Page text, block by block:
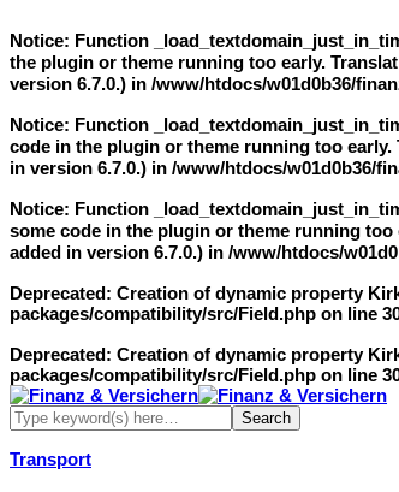
Notice: Function
the plugin or theme running too early.
version 6.7.0.) in /www/htdocs/w01d0b36/
Notice: Function
code in the plugin or theme running too
in version 6.7.0.) in /www/htdocs/w01d0b36/
Notice: Function
some code in the plugin or theme running
added in version 6.7.0.) in /www/htdocs/
Deprecated: Creation of dynamic property
packages/compatibility/src/Field.php on line
Deprecated: Creation of dynamic property
packages/compatibility/src/Field.php on line
Transport